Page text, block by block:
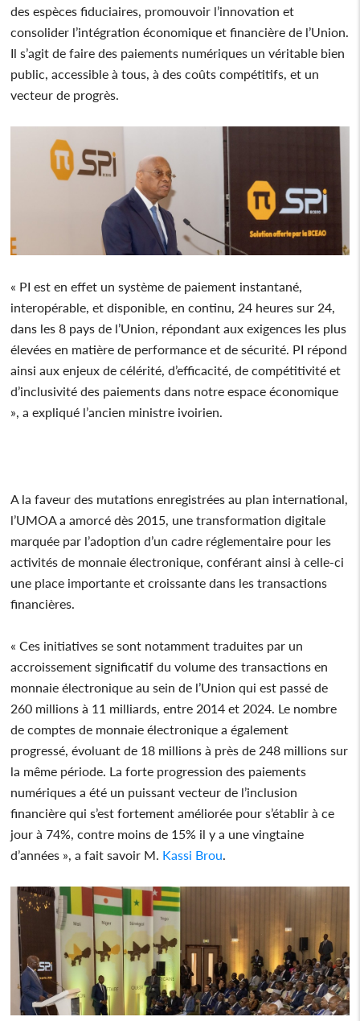
des espèces fiduciaires, promouvoir l’innovation et
consolider l’intégration économique et financière de l’Union.
Il s’agit de faire des paiements numériques un véritable bien
public, accessible à tous, à des coûts compétitifs, et un
vecteur de progrès.
« PI est en effet un système de paiement instantané,
interopérable, et disponible, en continu, 24 heures sur 24,
dans les 8 pays de l’Union, répondant aux exigences les plus
élevées en matière de performance et de sécurité. PI répond
ainsi aux enjeux de célérité, d’efficacité, de compétitivité et
d’inclusivité des paiements dans notre espace économique
», a expliqué l’ancien ministre ivoirien.
A la faveur des mutations enregistrées au plan international,
l’UMOA a amorcé dès 2015, une transformation digitale
marquée par l’adoption d’un cadre réglementaire pour les
activités de monnaie électronique, conférant ainsi à celle-ci
une place importante et croissante dans les transactions
financières.
« Ces initiatives se sont notamment traduites par un
accroissement significatif du volume des transactions en
monnaie électronique au sein de l’Union qui est passé de
260 millions à 11 milliards, entre 2014 et 2024. Le nombre
de comptes de monnaie électronique a également
progressé, évoluant de 18 millions à près de 248 millions sur
la même période. La forte progression des paiements
numériques a été un puissant vecteur de l’inclusion
financière qui s’est fortement améliorée pour s’établir à ce
jour à 74%, contre moins de 15% il y a une vingtaine
d’années », a fait savoir M. Kassi Brou